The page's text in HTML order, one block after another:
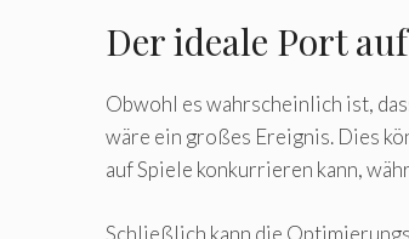
Der ideale Port
Obwohl es wahrscheinlich ist,
wäre ein großes Ereignis. Dies
auf Spiele konkurrieren kann,
Schließlich kann die